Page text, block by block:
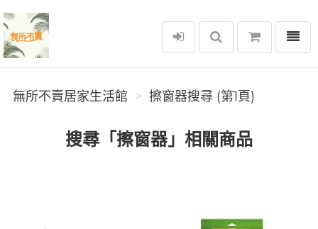
無所不賣居家生活館
選單
無所不賣居家生活館 擦窗器搜尋 (第1頁)
搜尋「擦窗器」相關商品